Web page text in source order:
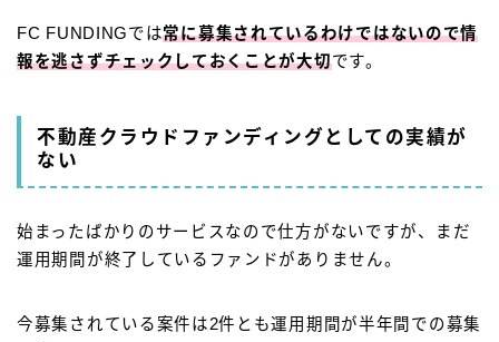
FC FUNDINGでは常に募集されているわけではないので情
報を逃さずチェックしておくことが大切です。
不動産クラウドファンディングとしての実績が
ない
始まったばかりのサービスなので仕方がないですが、まだ
運用期間が終了しているファンドがありません。
今募集されている案件は2件とも運用期間が半年間での募集